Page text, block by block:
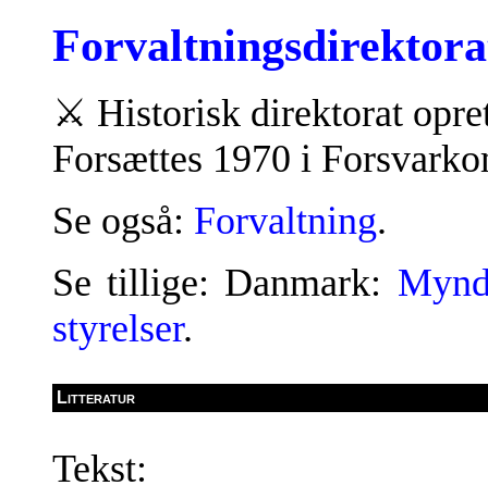
⚔ Historisk direktorat
Forsættes 1970 i
Se også: Forvaltning.
Se tillige: Danmark:
styrelser.
Litteratur
Tekst: